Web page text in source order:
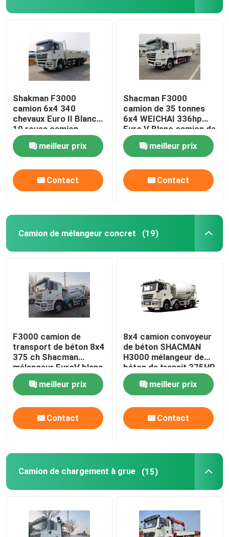
Shakman F3000
camion 6x4 340
chevaux Euro II Blanc
10 roues camion
meilleur prix
Contact
Shacman F3000
camion de 35 tonnes
6x4 WEICHAI 336hp
Euro V Blanc camion de
fret
meilleur prix
Contact
Camion de mélangeur concret (19)
F3000 camion de
transport de béton 8x4
375 ch Shacman
mélangeur EuroV blanc
meilleur prix
Contact
8x4 camion convoyeur
de béton SHACMAN
H3000 mélangeur de
béton de transit 375HP
blanc
meilleur prix
Contact
Camion de chargement à grue (15)